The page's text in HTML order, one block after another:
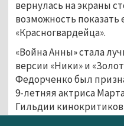
вернулась на экраны
возможность показать
«Красногвардейца».
«Война Анны» стала
версии «Ники» и
Федорченко был
9-летняя актриса
Гильдии